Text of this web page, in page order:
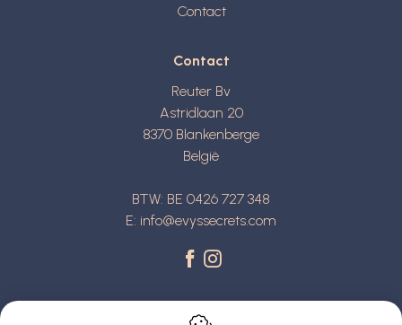
Contact
Contact
Reuter Bv
Astridlaan 20
8370 Blankenberge
België
BTW: BE 0426 727 348
E: info@evyssecrets.com